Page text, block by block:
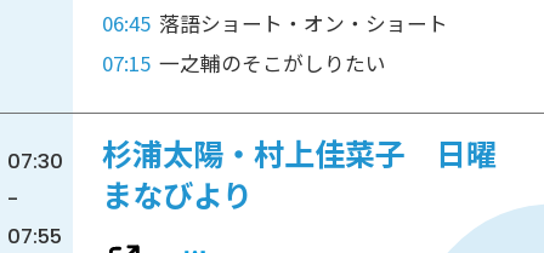
06:45 落語ショート・オン・ショート
07:15 一之輔のそこがしりたい
07:30
-
07:55
杉浦太陽・村上佳菜子 日曜
まなびより